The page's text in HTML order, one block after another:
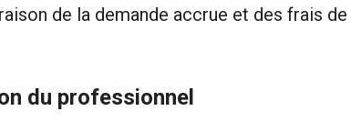
de la demande accrue et des frais de
du professionnel